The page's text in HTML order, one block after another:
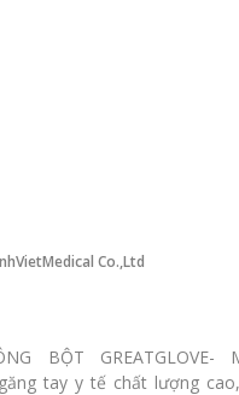
Co.,Ltd
BỘT GREATGLOVE-
tay y tế chất lượng